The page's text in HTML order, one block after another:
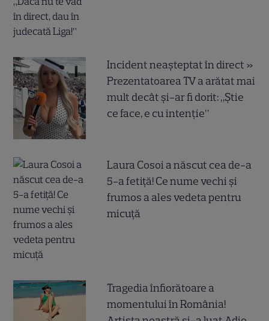
Incident neașteptat în direct »
Prezentatoarea TV a arătat mai
mult decât și-ar fi dorit: „Știe
ce face, e cu intenție”
Laura Cosoi a născut cea de-a
5-a fetiță! Ce nume vechi și
frumos a ales vedeta pentru
micuță
Tragedia înfiorătoare a
momentului în România!